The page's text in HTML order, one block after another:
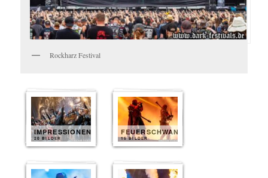
Rockharz Festival
IMPRESSIONEN
20 BILDER
FEUERSCHWANZ
15 BILDER